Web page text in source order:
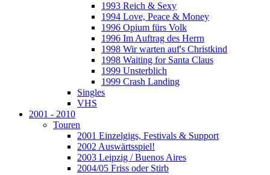
1993 Reich & Sexy
1994 Love, Peace & Money
1996 Opium fürs Volk
1996 Im Auftrag des Herrn
1998 Wir warten auf's Christkind
1998 Waiting for Santa Claus
1999 Unsterblich
1999 Crash Landing
Singles
VHS
2001 - 2010
Touren
2001 Einzelgigs, Festivals & Support
2002 Auswärtsspiel!
2003 Leipzig / Buenos Aires
2004/05 Friss oder Stirb